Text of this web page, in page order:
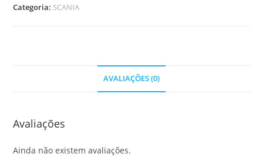
Categoria: SCANIA
AVALIAÇÕES (0)
Avaliações
Ainda não existem avaliações.